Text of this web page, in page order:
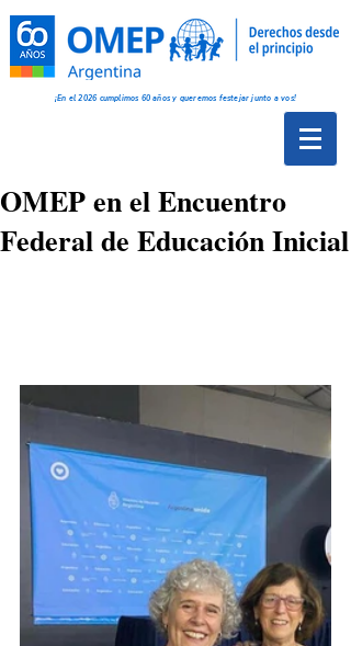
¡En el 2026 cumplimos 60 años y queremos festejar junto a vos!
OMEP en el Encuentro
Federal de Educación Inicial